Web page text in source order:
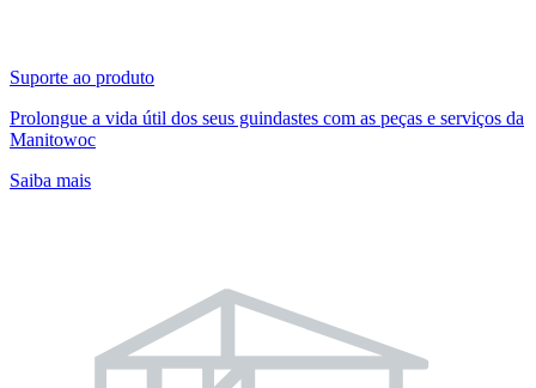
Suporte ao produto
Prolongue a vida útil dos seus guindastes com as peças e serviços da
Manitowoc
Saiba mais